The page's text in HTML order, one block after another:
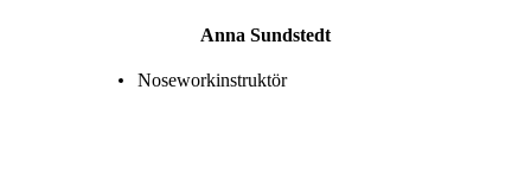
Anna Sundstedt
Noseworkinstruktör